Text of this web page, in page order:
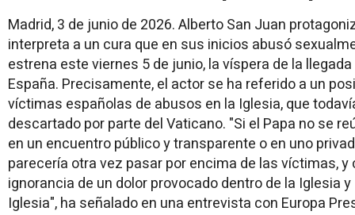
Madrid, 3 de junio de 2026. Alberto San Juan
interpreta a un cura que en sus inicios abusó
estrena este viernes 5 de junio, la víspera de la
España. Precisamente, el actor se ha referido a un
víctimas españolas de abusos en la Iglesia, que
descartado por parte del Vaticano. "Si el Papa no se
en un encuentro público y transparente o en uno
parecería otra vez pasar por encima de las víctimas,
ignorancia de un dolor provocado dentro de la Iglesia
Iglesia", ha señalado en una entrevista con Europa